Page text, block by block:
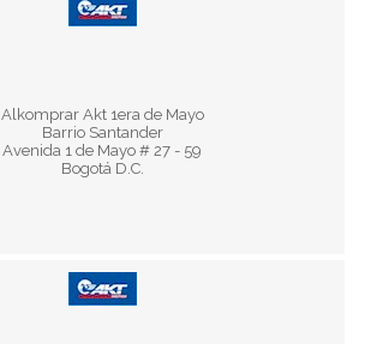
Alkomprar Akt 1era de Mayo
Barrio Santander
Avenida 1 de Mayo # 27 - 59
Bogotá D.C.
Lun - Vie 8:30 am - 5:30 pm
Sáb 9:30 am - 3:30 pm